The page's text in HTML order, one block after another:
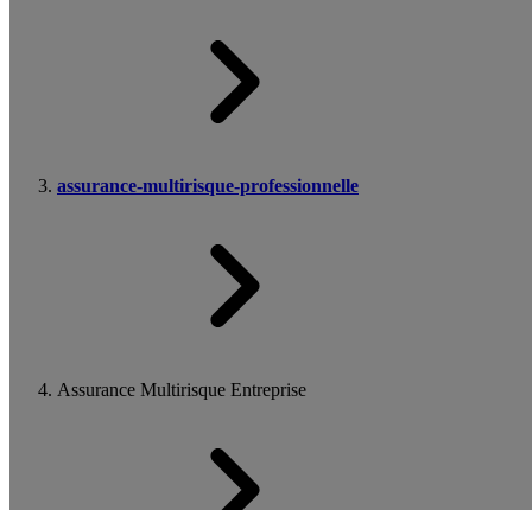
assurance-multirisque-professionnelle
Assurance Multirisque Entreprise